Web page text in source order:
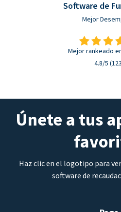
Software de
Mejor
Mejor rankeado
4.8/5
Únete a tus
Haz clic en el logotipo para
software de